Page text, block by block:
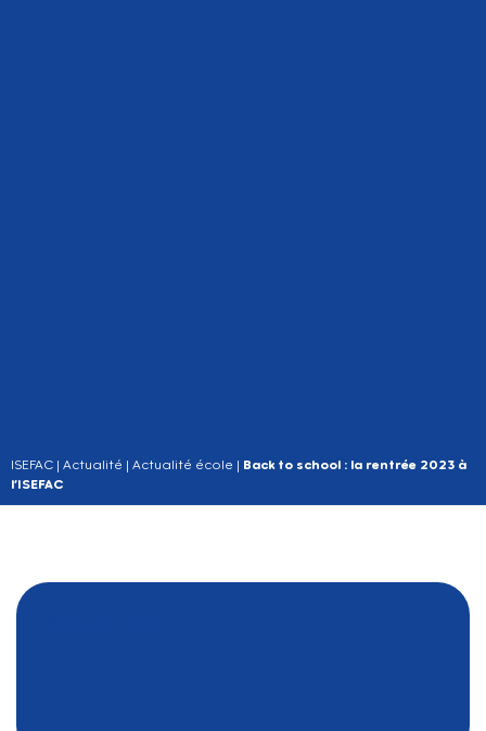
ISEFAC | Actualité | Actualité école | Back to school : la rentrée 2023 à
l’ISEFAC